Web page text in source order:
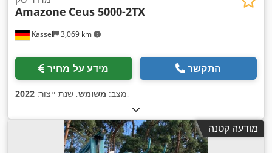
Kassel 3,069 km
Amazone Ceus 5000-2TX
מידע על מחיר התקשר
מצב: משומש, שנת ייצור: 2022 ,
מודעה קטנה